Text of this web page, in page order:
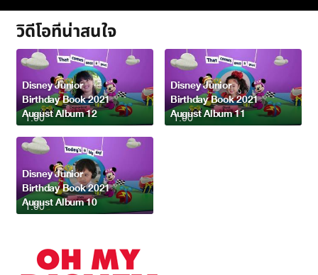
วิดีโอที่น่าสนใจ
1:00
Disney Junior
Birthday Book 2021
August Album 12
1:00
Disney Junior
Birthday Book 2021
August Album 11
1:00
Disney Junior
Birthday Book 2021
August Album 10